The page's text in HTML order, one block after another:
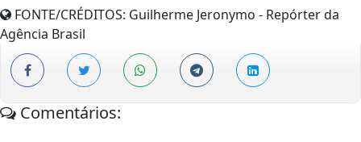
FONTE/CRÉDITOS: Guilherme Jeronymo - Repórter da
Agência Brasil
Comentários: